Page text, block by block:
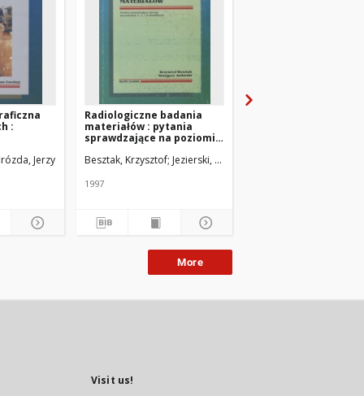
:
Jerzy
Radiologiczne badania
materiałów : pytania
sprawdzające na poziomie
Besztak, Krzysztof Jezierski, Grzegorz
1997
More
Visit us!